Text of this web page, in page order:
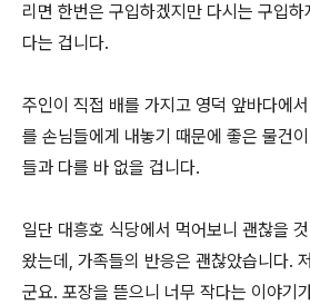
리면 한번은 구입하겠지만 다시는 구입
다는 겁니다.
주인이 직접 배를 가지고 영덕 앞바다에
를 손님들에게 내놓기 때문에 좋은 물건
들과 다를 바 없을 겁니다.
일단 대흥호 식당에서 먹어보니 괜찮을
왔는데, 가족들의 반응은 괜찮았습니다.
군요. 포장을 뜯으니 너무 작다는 이야기